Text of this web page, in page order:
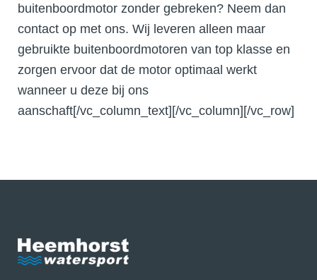
buitenboordmotor zonder gebreken? Neem dan
contact op met ons. Wij leveren alleen maar
gebruikte buitenboordmotoren van top klasse en
zorgen ervoor dat de motor optimaal werkt
wanneer u deze bij ons
aanschaft[/vc_column_text][/vc_column][/vc_row]